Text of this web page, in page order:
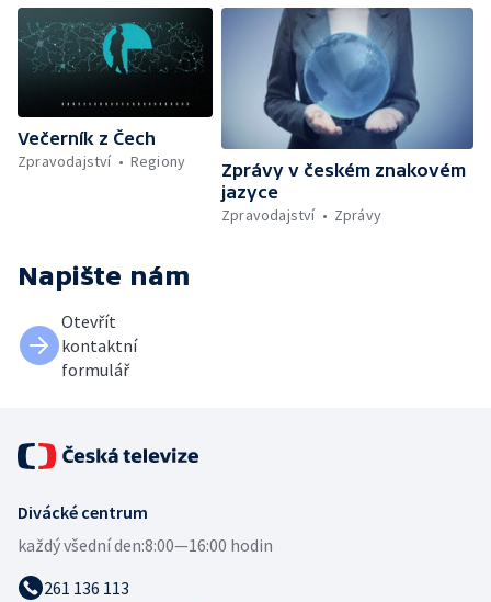
Večerník z Čech
Zpravodajství
Regiony
Zprávy v českém znakovém
jazyce
Zpravodajství
Zprávy
Napište nám
Otevřít
kontaktní
formulář
Divácké centrum
každý všední den:8:00—16:00 hodin
261 136 113